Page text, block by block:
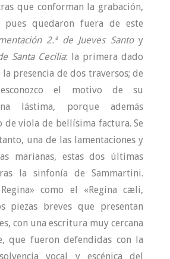
que conforman la grabación,
pues quedaron fuera de este
2.ª de Jueves Santoy
Santa Cecilia: la primera dado
presencia de dos traversos; de
el motivo de su
lástima, porque además
de viola de bellísima factura. Se
una de las lamentaciones y
marianas, estas dos últimas
la sinfonía de Sammartini.
como el «Regina cæli,
piezas breves que presentan
con una escritura muy cercana
que fueron defendidas con la
vocal y escénica del